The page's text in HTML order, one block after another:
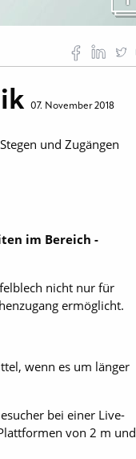
07. November 2018
und Zugängen
im Bereich
nicht nur für
ermöglicht.
wenn es um länger
bei einer Live-
von 2 m und